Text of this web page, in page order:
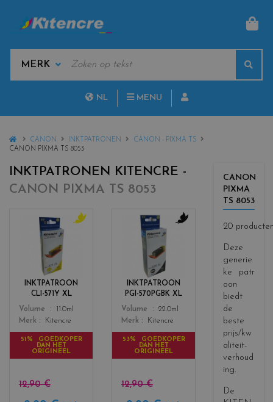
MANUFACTURERS
NL MENU
HOMECANON INKTPATRONEN
CANON - PIXMA TS
CANON PIXMA TS 8053
INKTPATRONEN KITENCRE -
CANON PIXMA TS 8053
INKTPATROON
CLI-571Y XL
Color
r
y
l
o
Volume
11.0ml
Merk
Kitencre
51% GOEDKOPER
DAN HET
ORIGINEEL
12,90 €
INKTPATROON
PGI-570PGBK XL
Color
r
s
b
a
k
Volume
22.0ml
Merk
Kitencre
53% GOEDKOPER
DAN HET
ORIGINEEL
12,90 €
CANON
PIXMA
TS 8053
20
Deze
generie
ke patr
oon
biedt
de
beste
prijs/kw
aliteit-
verhoud
ing.
De